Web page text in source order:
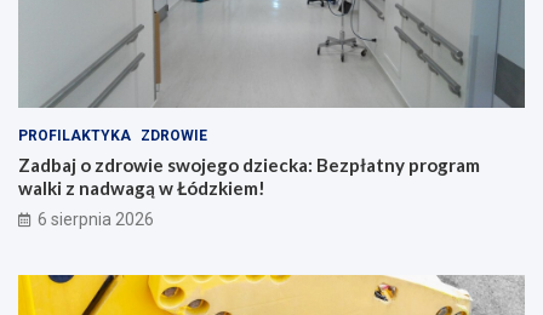
PROFILAKTYKA ZDROWIE
Zadbaj o zdrowie swojego dziecka: Bezpłatny program
walki z nadwagą w Łódzkiem!
6 sierpnia 2026